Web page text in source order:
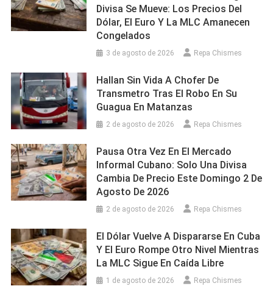
Divisa Se Mueve: Los Precios Del
Dólar, El Euro Y La MLC Amanecen
Congelados
3 de agosto de 2026 Repa Chismes
Hallan Sin Vida A Chofer De
Transmetro Tras El Robo En Su
Guagua En Matanzas
2 de agosto de 2026 Repa Chismes
Pausa Otra Vez En El Mercado
Informal Cubano: Solo Una Divisa
Cambia De Precio Este Domingo 2 De
Agosto De 2026
2 de agosto de 2026 Repa Chismes
El Dólar Vuelve A Dispararse En Cuba
Y El Euro Rompe Otro Nivel Mientras
La MLC Sigue En Caída Libre
1 de agosto de 2026 Repa Chismes